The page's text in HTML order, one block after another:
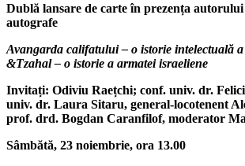
Dublă lansare de carte în prezența autorului
autografe
Avangarda califatului – o istorie intelectuală
&Tzahal – o istorie a armatei israeliene
Invitați: Odiviu Raețchi; conf. univ. dr.
univ. dr. Laura Sitaru, general-locotenent
prof. drd. Bogdan Caranfilof, moderator
Sâmbătă, 23 noiembrie, ora 13.00